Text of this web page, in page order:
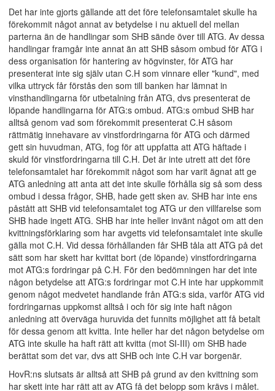
Det har inte gjorts gällande att det före telefonsamtalet skulle ha
förekommit något annat av betydelse i nu aktuell del mellan
parterna än de handlingar som SHB sände över till ATG. Av dessa
handlingar framgår inte annat än att SHB såsom ombud för ATG i
dess organisation för hantering av högvinster, för ATG har
presenterat inte sig själv utan C.H som vinnare eller "kund", med
vilka uttryck får förstås den som till banken har lämnat in
vinsthandlingarna för utbetalning från ATG, dvs presenterat de
löpande handlingarna för ATG:s ombud. ATG:s ombud SHB har
alltså genom vad som förekommit presenterat C.H såsom
rättmätig innehavare av vinstfordringarna för ATG och därmed
gett sin huvudman, ATG, fog för att uppfatta att ATG häftade i
skuld för vinstfordringarna till C.H. Det är inte utrett att det före
telefonsamtalet har förekommit något som har varit ägnat att ge
ATG anledning att anta att det inte skulle förhålla sig så som dess
ombud i dessa frågor, SHB, hade gett sken av. SHB har inte ens
påstått att SHB vid telefonsamtalet tog ATG ur den villfarelse som
SHB hade ingett ATG. SHB har inte heller invänt något om att den
kvittningsförklaring som har avgetts vid telefonsamtalet inte skulle
gälla mot C.H. Vid dessa förhållanden får SHB tåla att ATG på det
sätt som har skett har kvittat bort (de löpande) vinstfordringarna
mot ATG:s fordringar på C.H. För den bedömningen har det inte
någon betydelse att ATG:s fordringar mot C.H inte har uppkommit
genom något medvetet handlande från ATG:s sida, varför ATG vid
fordringarnas uppkomst alltså i och för sig inte haft någon
anledning att överväga huruvida det funnits möjlighet att få betalt
för dessa genom att kvitta. Inte heller har det någon betydelse om
ATG inte skulle ha haft rätt att kvitta (mot SI-III) om SHB hade
berättat som det var, dvs att SHB och inte C.H var borgenär.
HovR:ns slutsats är alltså att SHB på grund av den kvittning som
har skett inte har rätt att av ATG få det belopp som krävs i målet.